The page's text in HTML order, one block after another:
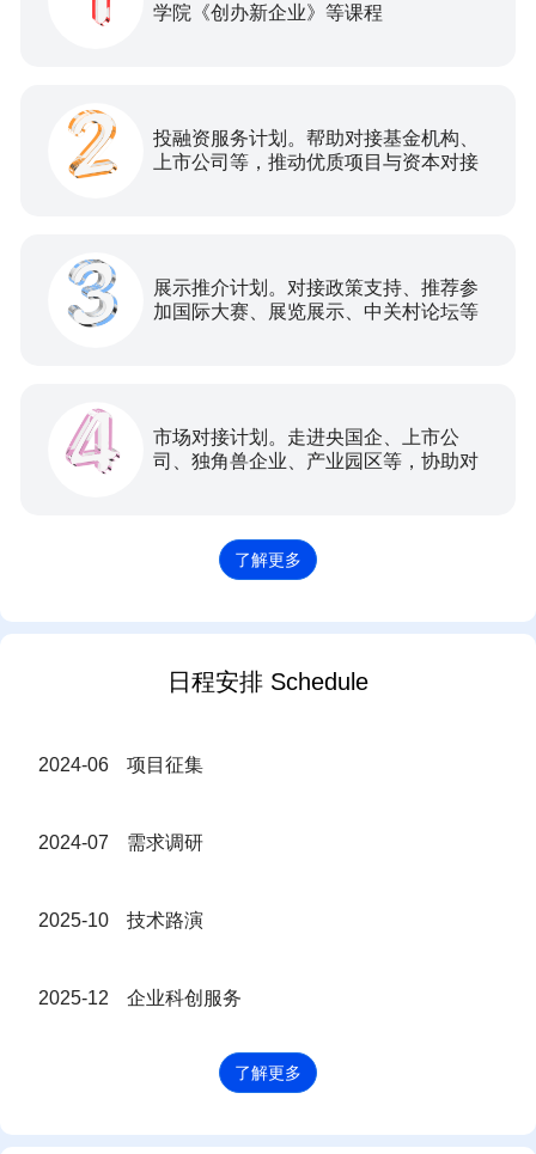
学院《创办新企业》等课程
投融资服务计划。帮助对接基金机构、
上市公司等，推动优质项目与资本对接
展示推介计划。对接政策支持、推荐参
加国际大赛、展览展示、中关村论坛等
市场对接计划。走进央国企、上市公
司、独角兽企业、产业园区等，协助对
了解更多
日程安排 Schedule
2024-06 项目征集
2024-07 需求调研
2025-10 技术路演
2025-12 企业科创服务
了解更多